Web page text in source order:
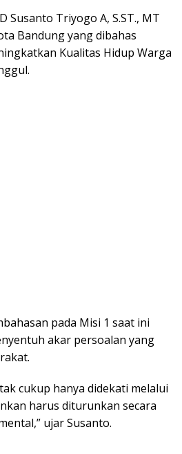
Susanto Triyogo A, S.ST., MT
Bandung yang dibahas
Kualitas Hidup Warga
pada Misi 1 saat ini
akar persoalan yang
cukup hanya didekati melalui
harus diturunkan secara
ujar Susanto.